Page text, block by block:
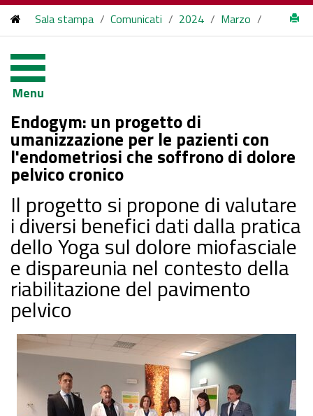
Sala stampa / Comunicati / 2024 / Marzo /
l'endometriosi che soffrono di dolore pelvico cronico
Menu
Endogym: un progetto di
umanizzazione per le pazienti con
l'endometriosi che soffrono di dolore
pelvico cronico
Il progetto si propone di valutare
i diversi benefici dati dalla pratica
dello Yoga sul dolore miofasciale
e dispareunia nel contesto della
riabilitazione del pavimento
pelvico